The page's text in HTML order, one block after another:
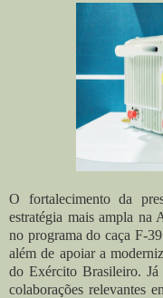
O fortalecimento da
estratégia mais ampla na
no programa do caça F-
além de apoiar a
do Exército Brasileiro.
colaborações relevantes